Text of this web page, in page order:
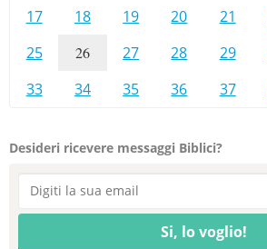
17
18 19 20 21
25
26 27 28 29
33
34 35 36 37
Desideri ricevere messaggi Biblici?